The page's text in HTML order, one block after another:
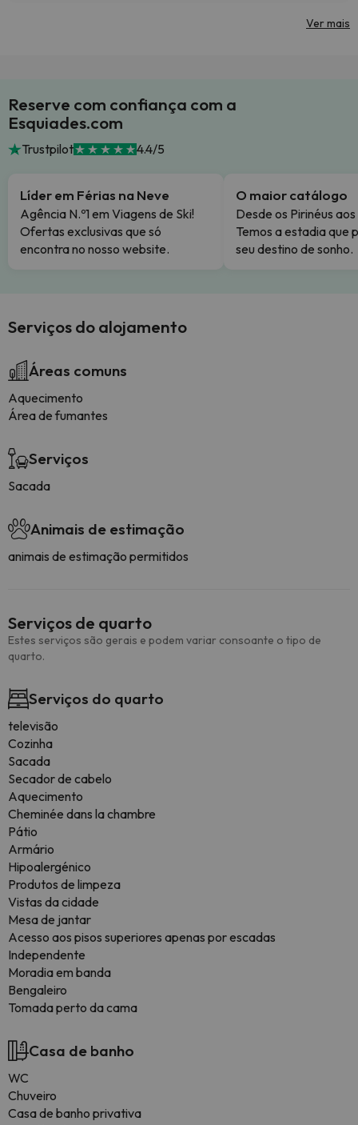
Ver mais
Reserve com confiança com a
Esquiades.com
Trustpilot 4.4/5
Líder em Férias na Neve
Agência N.º1 em Viagens de Ski!
Ofertas exclusivas que só
encontra no nosso website.
O maior catálogo
Desde os Pirinéus
Temos a estadia que
seu destino de sonho.
Serviços do alojamento
Áreas comuns
Aquecimento
Área de fumantes
Serviços
Sacada
Animais de estimação
animais de estimação permitidos
Serviços de quarto
Estes serviços são gerais e podem variar consoante o tipo de
quarto.
Serviços do quarto
televisão
Cozinha
Sacada
Secador de cabelo
Aquecimento
Cheminée dans la chambre
Pátio
Armário
Hipoalergénico
Produtos de limpeza
Vistas da cidade
Mesa de jantar
Acesso aos pisos superiores apenas por escadas
Independente
Moradia em banda
Bengaleiro
Tomada perto da cama
Casa de banho
WC
Chuveiro
Casa de banho privativa